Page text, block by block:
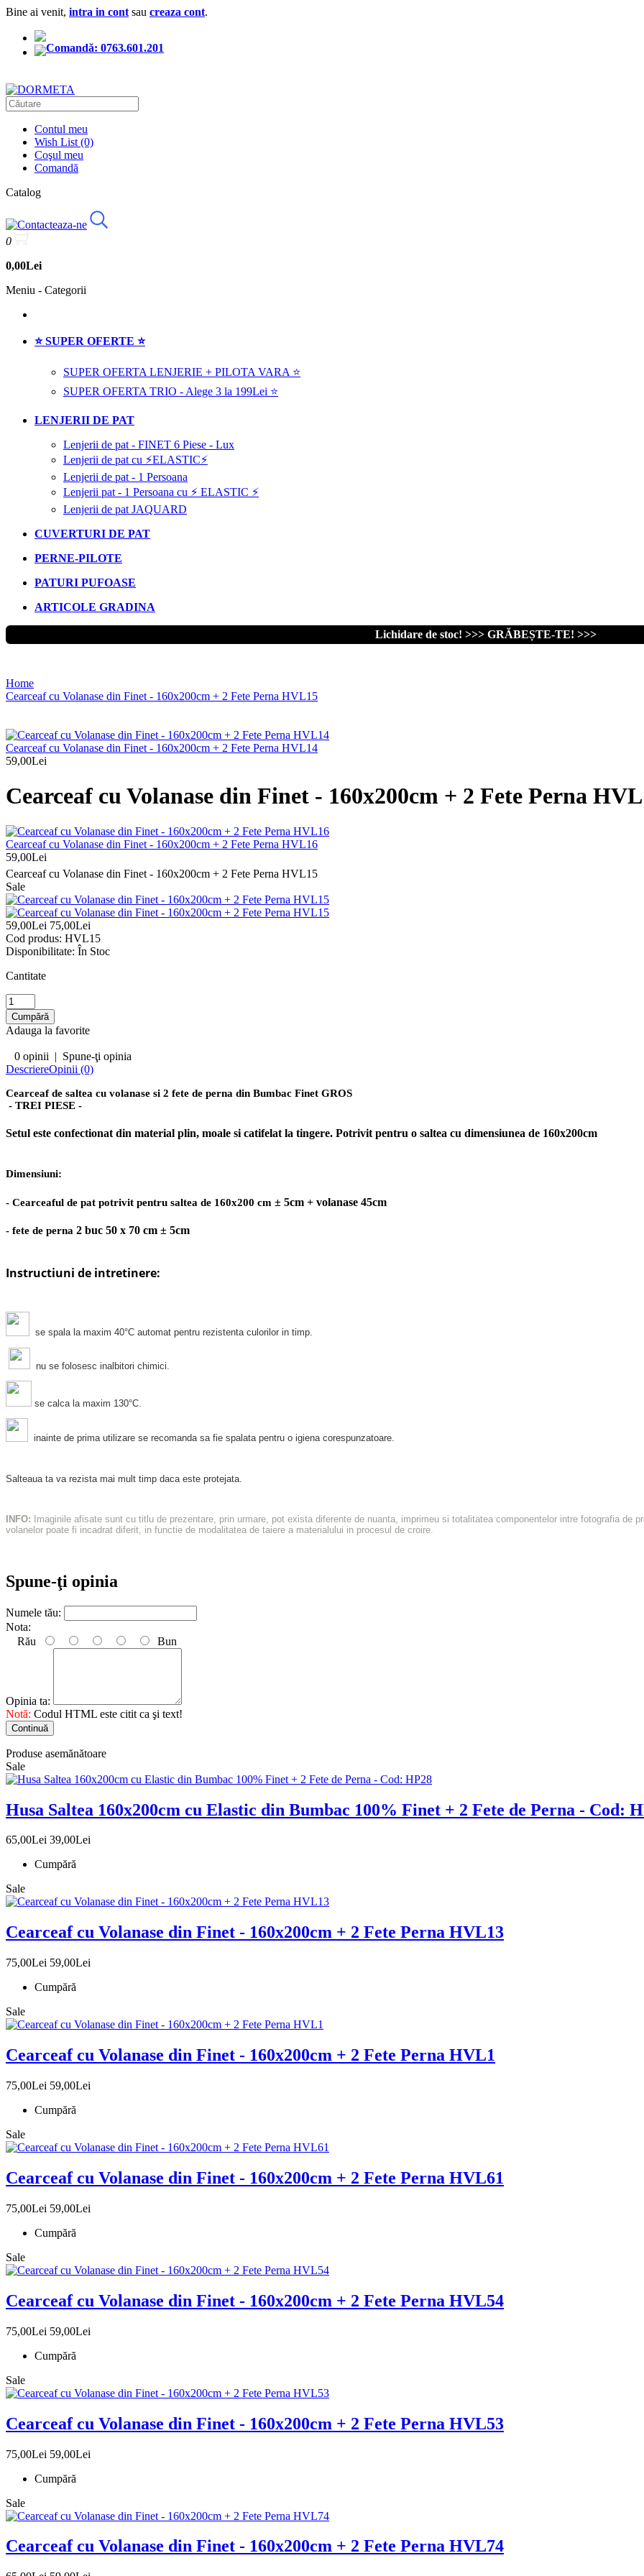
Bine ai venit, intra in cont sau creaza cont.
Comandă: 0763.601.201
Contul meu
Wish List (0)
Coşul meu
Comandă
Catalog
0
0,00Lei
Meniu - Categorii
⭐ SUPER OFERTE ⭐
SUPER OFERTA LENJERIE + PILOTA VARA ⭐
SUPER OFERTA TRIO - Alege 3 la 199Lei ⭐
LENJERII DE PAT
Lenjerii de pat - FINET 6 Piese - Lux
Lenjerii de pat cu ⚡ELASTIC⚡
Lenjerii de pat - 1 Persoana
Lenjerii pat - 1 Persoana cu ⚡ ELASTIC ⚡
Lenjerii de pat JAQUARD
CUVERTURI DE PAT
PERNE-PILOTE
PATURI PUFOASE
ARTICOLE GRADINA
Lichidare de stoc! >>> GRĂBEȘTE-TE! >>>
Home
Cearceaf cu Volanase din Finet - 160x200cm + 2 Fete Perna HVL15
Cearceaf cu Volanase din Finet - 160x200cm + 2 Fete Perna HVL14
59,00Lei
Cearceaf cu Volanase din Finet - 160x200cm + 2 Fete Perna
Cearceaf cu Volanase din Finet - 160x200cm + 2 Fete Perna HVL16
59,00Lei
Cearceaf cu Volanase din Finet - 160x200cm + 2 Fete Perna HVL15
Sale
59,00Lei 75,00Lei
Cod produs: HVL15
Disponibilitate: În Stoc
Cantitate
Adauga la favorite
0 opinii | Spune-ţi opinia
DescriereOpinii (0)
Cearceaf de saltea cu volanase si 2 fete de perna din Bumbac Finet GROS
- TREI PIESE -
Setul este confectionat din material plin, moale si catifelat la tingere. Potrivit pentru o saltea cu dimensiunea de 160x200cm
Dimensiuni:
- Cearceaful de pat potrivit pentru saltea de 160x200 cm ± 5cm + volanase 45cm
- fete de perna 2 buc 50 x 70 cm ± 5cm
Instructiuni de intretinere:
se spala la maxim 40°C automat pentru rezistenta culorilor in timp.
nu se folosesc inalbitori chimici.
se calca la maxim 130°C.
inainte de prima utilizare se recomanda sa fie spalata pentru o igiena corespunzatoare.
Salteaua ta va rezista mai mult timp daca este protejata.
INFO: Imaginile afisate sunt cu titlu de prezentare, prin urmare, pot exista diferente de nuanta, imprimeu si totalitatea componentelor intre fotografia de
volanelor poate fi incadrat diferit, in functie de modalitatea de taiere a materialului in procesul de croire.
Spune-ţi opinia
Numele tău:
Nota:
Rău
Bun
Opinia ta:
Notă: Codul HTML este citit ca şi text!
Continuă
Produse asemănătoare
Sale
Husa Saltea 160x200cm cu Elastic din Bumbac 100% Finet + 2 Fete de Perna - Cod:
65,00Lei 39,00Lei
Cumpără
Sale
Cearceaf cu Volanase din Finet - 160x200cm + 2 Fete Perna HVL13
75,00Lei 59,00Lei
Cumpără
Sale
Cearceaf cu Volanase din Finet - 160x200cm + 2 Fete Perna HVL1
75,00Lei 59,00Lei
Cumpără
Sale
Cearceaf cu Volanase din Finet - 160x200cm + 2 Fete Perna HVL61
75,00Lei 59,00Lei
Cumpără
Sale
Cearceaf cu Volanase din Finet - 160x200cm + 2 Fete Perna HVL54
75,00Lei 59,00Lei
Cumpără
Sale
Cearceaf cu Volanase din Finet - 160x200cm + 2 Fete Perna HVL53
75,00Lei 59,00Lei
Cumpără
Sale
Cearceaf cu Volanase din Finet - 160x200cm + 2 Fete Perna HVL74